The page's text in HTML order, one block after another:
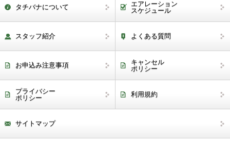
タチバナについて
エアレーション
スケジュール
スタッフ紹介 よくある質問
お申込み注意事項
キャンセル
ポリシー
プライバシー
ポリシー
利用規約
サイトマップ